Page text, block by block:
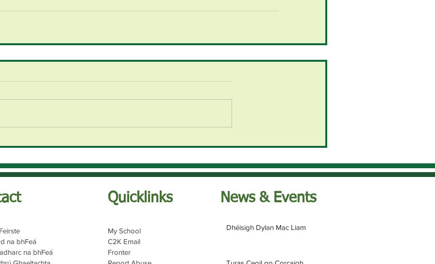
na bhFeá
na bhFeá
Quicklinks
My School
C2K Email
Fronter
News & Events
Dhéisigh Dylan Mac Liam